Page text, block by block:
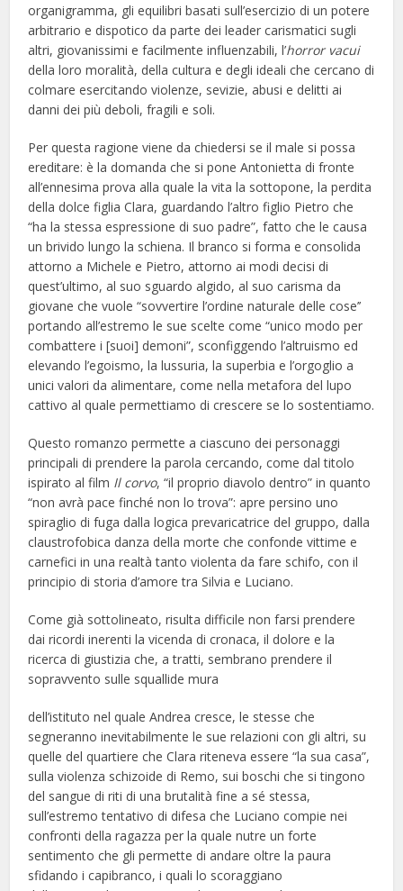
organigramma, gli equilibri basati sull’esercizio di un potere
arbitrario e dispotico da parte dei leader carismatici sugli
altri, giovanissimi e facilmente influenzabili, l’horror vacui
della loro moralità, della cultura e degli ideali che cercano di
colmare esercitando violenze, sevizie, abusi e delitti ai
danni dei più deboli, fragili e soli.
Per questa ragione viene da chiedersi se il male si possa
ereditare: è la domanda che si pone Antonietta di fronte
all’ennesima prova alla quale la vita la sottopone, la perdita
della dolce figlia Clara, guardando l’altro figlio Pietro che
“ha la stessa espressione di suo padre”, fatto che le causa
un brivido lungo la schiena. Il branco si forma e consolida
attorno a Michele e Pietro, attorno ai modi decisi di
quest’ultimo, al suo sguardo algido, al suo carisma da
giovane che vuole “sovvertire l’ordine naturale delle cose’’
portando all’estremo le sue scelte come “unico modo per
combattere i [suoi] demoni”, sconfiggendo l’altruismo ed
elevando l’egoismo, la lussuria, la superbia e l’orgoglio a
unici valori da alimentare, come nella metafora del lupo
cattivo al quale permettiamo di crescere se lo sostentiamo.
Questo romanzo permette a ciascuno dei personaggi
principali di prendere la parola cercando, come dal titolo
ispirato al film Il corvo, “il proprio diavolo dentro” in quanto
“non avrà pace finché non lo trova”: apre persino uno
spiraglio di fuga dalla logica prevaricatrice del gruppo, dalla
claustrofobica danza della morte che confonde vittime e
carnefici in una realtà tanto violenta da fare schifo, con il
principio di storia d’amore tra Silvia e Luciano.
Come già sottolineato, risulta difficile non farsi prendere
dai ricordi inerenti la vicenda di cronaca, il dolore e la
ricerca di giustizia che, a tratti, sembrano prendere il
sopravvento sulle squallide mura
dell’istituto nel quale Andrea cresce, le stesse che
segneranno inevitabilmente le sue relazioni con gli altri, su
quelle del quartiere che Clara riteneva essere “la sua casa”,
sulla violenza schizoide di Remo, sui boschi che si tingono
del sangue di riti di una brutalità fine a sé stessa,
sull’estremo tentativo di difesa che Luciano compie nei
confronti della ragazza per la quale nutre un forte
sentimento che gli permette di andare oltre la paura
sfidando i capibranco, i quali lo scoraggiano